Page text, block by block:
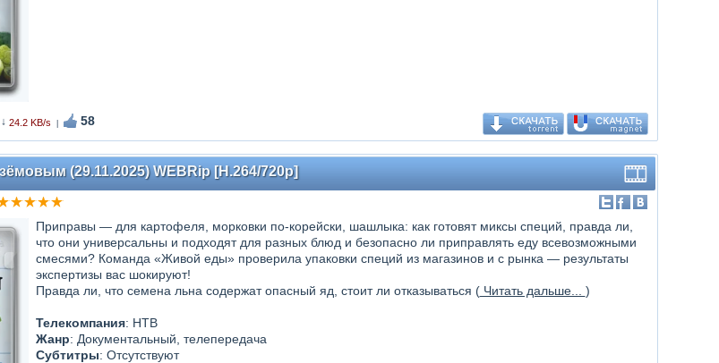
↓ 24.2 KB/s 58
(29.11.2025) WEBRip [H.264/720p]
Приправы — для картофеля, морковки по-корейски, шашлыка: как готовят миксы специй, правда ли,
что они универсальны и подходят для разных блюд и безопасно ли приправлять еду всевозможными
смесями? Команда «Живой еды» проверила упаковки специй из магазинов и с рынка — результаты
экспертизы вас шокируют!
Правда ли, что семена льна содержат опасный яд, стоит ли отказываться (Читать дальше... )
Телекомпания: НТВ
Жанр: Документальный, телепередача
Субтитры: Отсутствуют